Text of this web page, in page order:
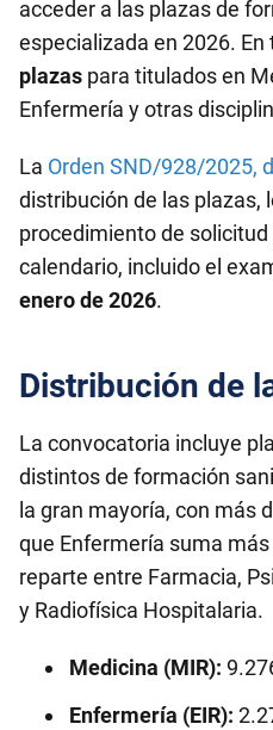
acceder a las plazas de
especializada en 2026.
plazas para titulados en
Enfermería y otras
La Orden SND/928/2025,
distribución de las plazas,
procedimiento de solicitud
calendario, incluido el
enero de 2026.
Distribución de
La convocatoria incluye
distintos de formación
la gran mayoría, con más
que Enfermería suma
reparte entre Farmacia,
y Radiofísica Hospitalaria.
Medicina (MIR):
Enfermería (EIR):